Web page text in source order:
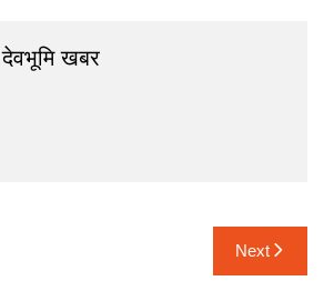
देवभूमि खबर
Next